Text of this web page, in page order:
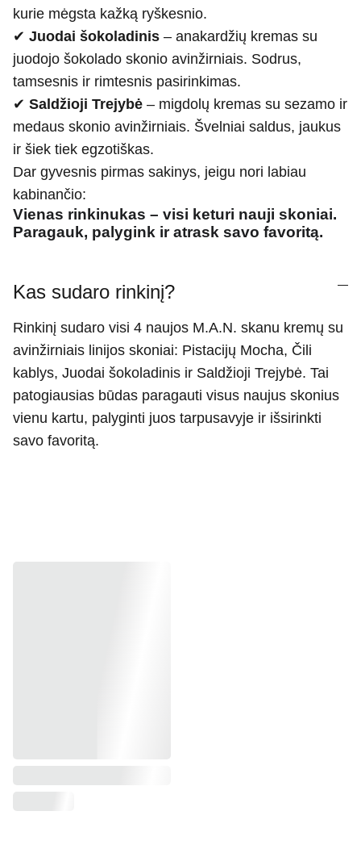
kurie mėgsta kažką ryškesnio.
✔ Juodai šokoladinis – anakardžių kremas su
juodojo šokolado skonio avinžirniais. Sodrus,
tamsesnis ir rimtesnis pasirinkimas.
✔ Saldžioji Trejybė – migdolų kremas su sezamo ir
medaus skonio avinžirniais. Švelniai saldus, jaukus
ir šiek tiek egzotiškas.
Dar gyvesnis pirmas sakinys, jeigu nori labiau
kabinančio:
Vienas rinkinukas – visi keturi nauji skoniai.
Paragauk, palygink ir atrask savo favoritą.
Kas sudaro rinkinį?
Rinkinį sudaro visi 4 naujos M.A.N. skanu kremų su
avinžirniais linijos skoniai: Pistacijų Mocha, Čili
kablys, Juodai šokoladinis ir Saldžioji Trejybė. Tai
patogiausias būdas paragauti visus naujus skonius
vienu kartu, palyginti juos tarpusavyje ir išsirinkti
savo favoritą.